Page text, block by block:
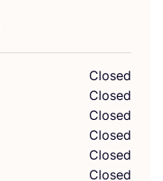
Closed
Closed
Closed
Closed
Closed
Closed